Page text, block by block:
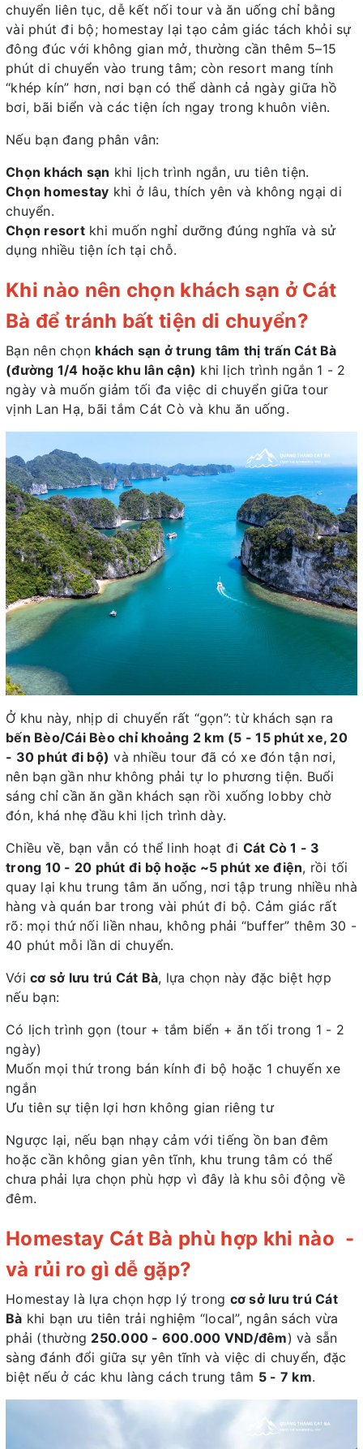
chuyển liên tục, dễ kết nối tour và ăn uống chỉ bằng
vài phút đi bộ; homestay lại tạo cảm giác tách khỏi sự
đông đúc với không gian mở, thường cần thêm 5–15
phút di chuyển vào trung tâm; còn resort mang tính
“khép kín” hơn, nơi bạn có thể dành cả ngày giữa hồ
bơi, bãi biển và các tiện ích ngay trong khuôn viên.
Nếu bạn đang phân vân:
Chọn khách sạn khi lịch trình ngắn, ưu tiên tiện.
Chọn homestay khi ở lâu, thích yên và không ngại di
chuyển.
Chọn resortkhi muốn nghỉ dưỡng đúng nghĩa và sử
dụng nhiều tiện ích tại chỗ.
Khi nào nên chọn khách sạn ở Cát
Bà để tránh bất tiện di chuyển?
Bạn nên chọn khách sạn ở trung tâm thị trấn Cát Bà
(đường 1/4 hoặc khu lân cận) khi lịch trình ngắn 1 - 2
ngày và muốn giảm tối đa việc di chuyển giữa tour
vịnh Lan Hạ, bãi tắm Cát Cò và khu ăn uống.
Ở khu này, nhịp di chuyển rất “gọn”: từ khách sạn ra
bến Bèo/Cái Bèo chỉ khoảng 2 km (5 - 15 phút xe, 20
- 30 phút đi bộ) và nhiều tour đã có xe đón tận nơi,
nên bạn gần như không phải tự lo phương tiện. Buổi
sáng chỉ cần ăn gần khách sạn rồi xuống lobby chờ
đón, khá nhẹ đầu khi lịch trình dày.
Chiều về, bạn vẫn có thể linh hoạt đi Cát Cò 1 - 3
trong 10 - 20 phút đi bộ hoặc ~5 phút xe điện, rồi tối
quay lại khu trung tâm ăn uống, nơi tập trung nhiều nhà
hàng và quán bar trong vài phút đi bộ. Cảm giác rất
rõ: mọi thứ nối liền nhau, không phải “buffer” thêm 30 -
40 phút mỗi lần di chuyển.
Với cơ sở lưu trú Cát Bà, lựa chọn này đặc biệt hợp
nếu bạn:
Có lịch trình gọn (tour + tắm biển + ăn tối trong 1 - 2
ngày)
Muốn mọi thứ trong bán kính đi bộ hoặc 1 chuyến xe
ngắn
Ưu tiên sự tiện lợi hơn không gian riêng tư
Ngược lại, nếu bạn nhạy cảm với tiếng ồn ban đêm
hoặc cần không gian yên tĩnh, khu trung tâm có thể
chưa phải lựa chọn phù hợp vì đây là khu sôi động về
đêm.
Homestay Cát Bà phù hợp khi nào -
và rủi ro gì dễ gặp?
Homestay là lựa chọn hợp lý trong cơ sở lưu trú Cát
Bà khi bạn ưu tiên trải nghiệm “local”, ngân sách vừa
phải (thường 250.000 - 600.000 VND/đêm) và sẵn
sàng đánh đổi giữa sự yên tĩnh và việc di chuyển, đặc
biệt nếu ở các khu làng cách trung tâm 5 - 7 km.